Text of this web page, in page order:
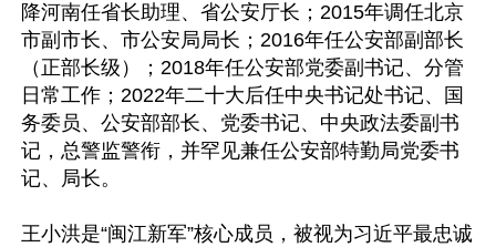
降河南任省长助理、省公安厅长；2015年调任北京
市副市长、市公安局局长；2016年任公安部副部长
（正部长级）；2018年任公安部党委副书记、分管
日常工作；2022年二十大后任中央书记处书记、国
务委员、公安部部长、党委书记、中央政法委副书
记，总警监警衔，并罕见兼任公安部特勤局党委书
记、局长。
王小洪是“闽江新军”核心成员，被视为习近平最忠诚